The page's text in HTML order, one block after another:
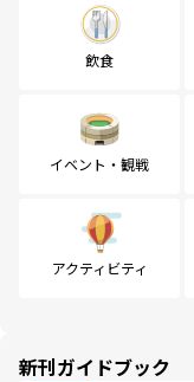
飲食
イベント・観戦
アクティビティ
新刊ガイドブック